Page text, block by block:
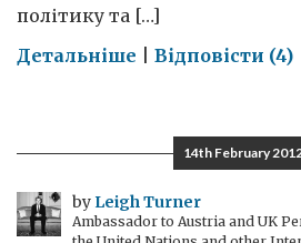
політику та […]
Детальніше on
знижки
газ
–
Відповісти (4)
14th February
by Leigh Turner
Ambassador to Austria and UK